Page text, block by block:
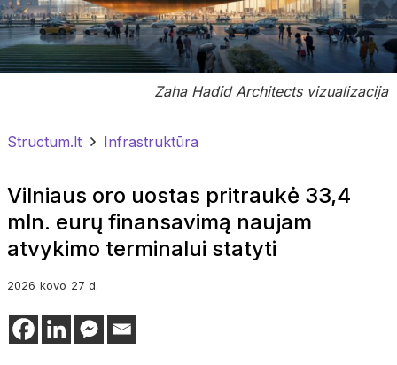
Zaha Hadid Architects vizualizacija
Structum.lt Infrastruktūra
Vilniaus oro uostas pritraukė 33,4
mln. eurų finansavimą naujam
atvykimo terminalui statyti
2026 kovo 27 d.